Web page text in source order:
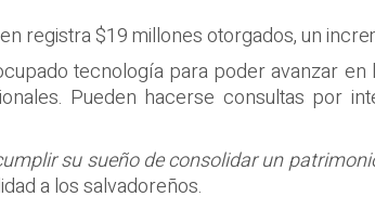
registra $19 millones otorgados, un
tecnología para poder avanzar
Pueden hacerse consultas por
su sueño de consolidar un
a los salvadoreños.